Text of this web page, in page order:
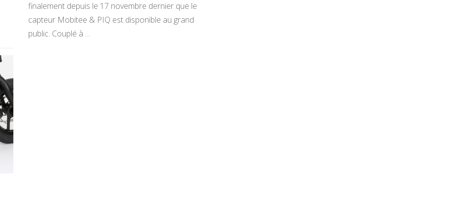
finalement depuis le 17 novembre dernier que le
capteur Mobitee & PIQ est disponible au grand
public. Couplé à …